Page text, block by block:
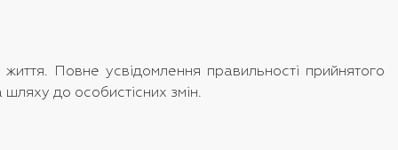
Повне усвідомлення правильності прийнятого
до особистісних змін.